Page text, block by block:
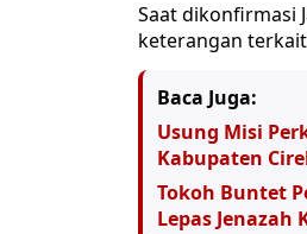
Saat dikonfirmasi
keterangan
Baca Juga:
Usung Misi
Kabupaten
Tokoh Buntet
Lepas Jenazah